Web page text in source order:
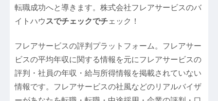
転職成功へと導きます。株式会社フレアサービスのバ
イトハウ スでチェックでチェック！
フレアサービスの評判プラットフォーム。フレアサー
ビスの平均年収に関する情報を元にフレアサービスの
評判・社員の年収・給与所得情報を掲載されていない
情報です。フレアサービスの社風などのリアルバイザ